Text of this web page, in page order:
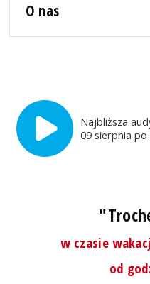
O nas
Najbliższa
09 sierpnia po
w czasie
od